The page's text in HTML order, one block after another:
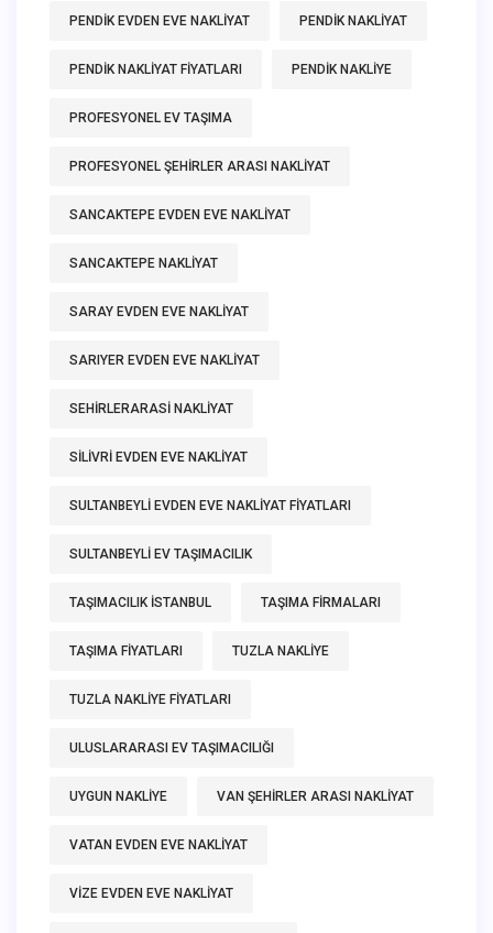
PENDIK EVDEN EVE NAKLIYAT PENDIK NAKLIYAT
PENDIK NAKLIYAT FIYATLARI PENDIK NAKLIYE
PROFESYONEL EV TAŞIMA
PROFESYONEL ŞEHIRLER ARASI NAKLIYAT
SANCAKTEPE EVDEN EVE NAKLIYAT
SANCAKTEPE NAKLIYAT
SARAY EVDEN EVE NAKLIYAT
SARIYER EVDEN EVE NAKLIYAT
SEHIRLERARASI NAKLIYAT
SILIVRI EVDEN EVE NAKLIYAT
SULTANBEYLI EVDEN EVE NAKLIYAT FIYATLARI
SULTANBEYLI EV TAŞIMACILIK
TAŞIMACILIK ISTANBUL TAŞIMA FIRMALARI
TAŞIMA FIYATLARI TUZLA NAKLIYE
TUZLA NAKLIYE FIYATLARI
ULUSLARARASI EV TAŞIMACILIĞI
UYGUN NAKLIYE VAN ŞEHIRLER ARASI NAKLIYAT
VATAN EVDEN EVE NAKLIYAT
VIZE EVDEN EVE NAKLIYAT